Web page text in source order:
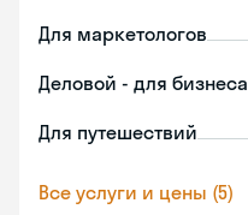
Для маркетологов
Деловой - для бизнеса
Для путешествий
Все услуги и цены (5)